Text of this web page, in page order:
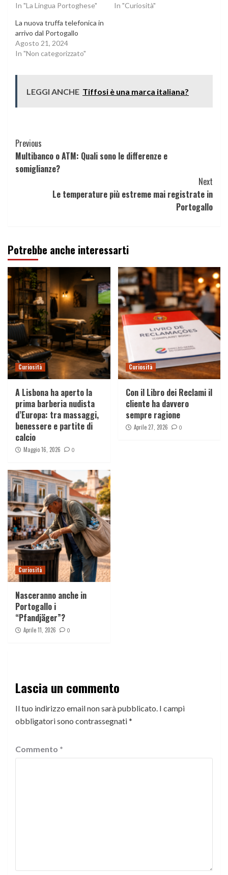
In "La Lingua Portoghese"
In "Curiosità"
La nuova truffa telefonica in
arrivo dal Portogallo
Agosto 21, 2024
In "Non categorizzato"
LEGGI ANCHE Tiffosi è una marca italiana?
Continue
Reading
Previous
Multibanco o ATM: Quali sono le differenze e
somiglianze?
Next
Le temperature più estreme mai registrate in
Portogallo
Potrebbe anche interessarti
Curiosità
A Lisbona ha aperto la
prima barberia nudista
d’Europa: tra massaggi,
benessere e partite di
calcio
Maggio 16, 2026 0
Curiosità
Con il Libro dei Reclami il
cliente ha davvero
sempre ragione
Aprile 27, 2026 0
Curiosità
Nasceranno anche in
Portogallo i
“Pfandjäger”?
Aprile 11, 2026 0
Lascia un commento
Il tuo indirizzo email non sarà pubblicato. I campi
obbligatori sono contrassegnati*
Commento *